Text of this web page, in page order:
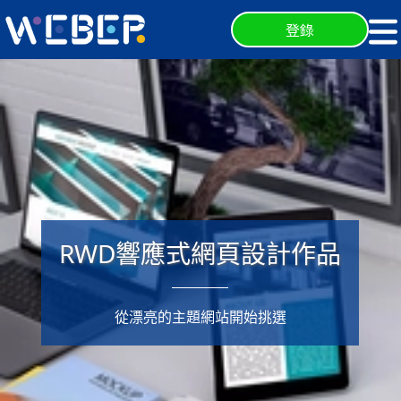
登錄
RWD響應式網頁設計作品
從漂亮的主題網站開始挑選